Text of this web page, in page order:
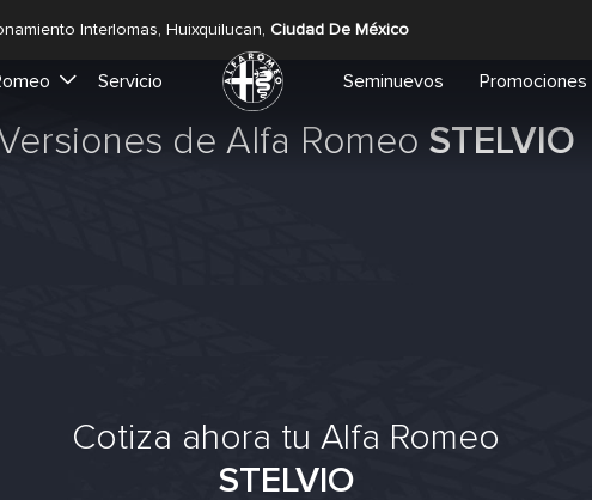
Interlomas, Huixquilucan, Ciudad De México
Servicio Seminuevos Promociones
de Alfa Romeo STELVIO
Cotiza ahora tu Alfa Romeo
STELVIO